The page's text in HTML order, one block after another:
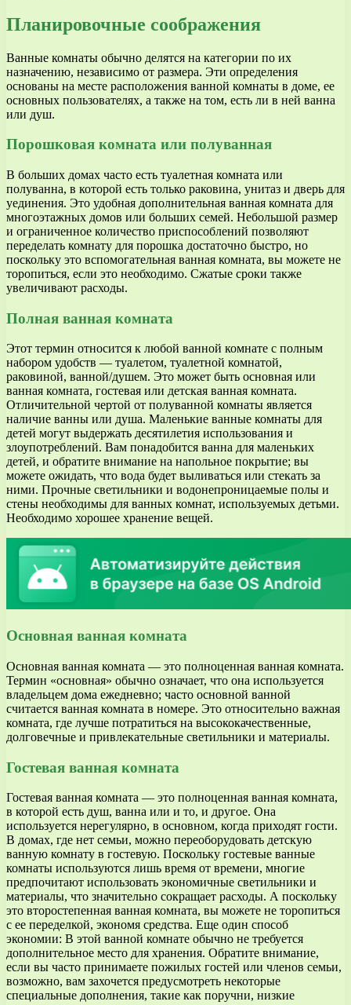
Планировочные соображения
Ванные комнаты обычно делятся на категории по их
назначению, независимо от размера. Эти определения
основаны на месте расположения ванной комнаты в доме, ее
основных пользователях, а также на том, есть ли в ней ванна
или душ.
Порошковая комната или полуванная
В больших домах часто есть туалетная комната или
полуванна, в которой есть только раковина, унитаз и дверь для
уединения. Это удобная дополнительная ванная комната для
многоэтажных домов или больших семей. Небольшой размер
и ограниченное количество приспособлений позволяют
переделать комнату для порошка достаточно быстро, но
поскольку это вспомогательная ванная комната, вы можете не
торопиться, если это необходимо. Сжатые сроки также
увеличивают расходы.
Полная ванная комната
Этот термин относится к любой ванной комнате с полным
набором удобств — туалетом, туалетной комнатой,
раковиной, ванной/душем. Это может быть основная или
ванная комната, гостевая или детская ванная комната.
Отличительной чертой от полуванной комнаты является
наличие ванны или душа. Маленькие ванные комнаты для
детей могут выдержать десятилетия использования и
злоупотреблений. Вам понадобится ванна для маленьких
детей, и обратите внимание на напольное покрытие; вы
можете ожидать, что вода будет выливаться или стекать за
ними. Прочные светильники и водонепроницаемые полы и
стены необходимы для ванных комнат, используемых детьми.
Необходимо хорошее хранение вещей.
Основная ванная комната
Основная ванная комната — это полноценная ванная комната.
Термин «основная» обычно означает, что она используется
владельцем дома ежедневно; часто основной ванной
считается ванная комната в номере. Это относительно важная
комната, где лучше потратиться на высококачественные,
долговечные и привлекательные светильники и материалы.
Гостевая ванная комната
Гостевая ванная комната — это полноценная ванная комната,
в которой есть душ, ванна или и то, и другое. Она
используется нерегулярно, в основном, когда приходят гости.
В домах, где нет семьи, можно переоборудовать детскую
ванную комнату в гостевую. Поскольку гостевые ванные
комнаты используются лишь время от времени, многие
предпочитают использовать экономичные светильники и
материалы, что значительно сокращает расходы. А поскольку
это второстепенная ванная комната, вы можете не торопиться
с ее переделкой, экономя средства. Еще один способ
экономии: В этой ванной комнате обычно не требуется
дополнительное место для хранения. Обратите внимание,
если вы часто принимаете пожилых гостей или членов семьи,
возможно, вам захочется предусмотреть некоторые
специальные дополнения, такие как поручни, низкие